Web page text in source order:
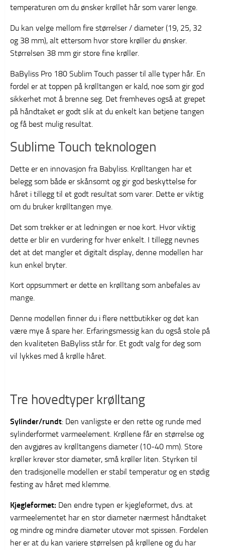
temperaturen om du ønsker krøllet hår som varer lenge.
Du kan velge mellom fire størrelser / diameter (19, 25, 32
og 38 mm), alt ettersom hvor store krøller du ønsker.
Størrelsen 38 mm gir store fine krøller.
BaByliss Pro 180 Sublim Touch passer til alle typer hår. En
fordel er at toppen på krølltangen er kald, noe som gir god
sikkerhet mot å brenne seg. Det fremheves også at grepet
på håndtaket er godt slik at du enkelt kan betjene tangen
og få best mulig resultat.
Sublime Touch teknologen
Dette er en innovasjon fra Babyliss. Krølltangen har et
belegg som både er skånsomt og gir god beskyttelse for
håret i tillegg til et godt resultat som varer. Dette er viktig
om du bruker krølltangen mye.
Det som trekker er at ledningen er noe kort. Hvor viktig
dette er blir en vurdering for hver enkelt. I tillegg nevnes
det at det mangler et digitalt display, denne modellen har
kun enkel bryter.
Kort oppsummert er dette en krølltang som anbefales av
mange.
Denne modellen finner du i flere nettbutikker og det kan
være mye å spare her. Erfaringsmessig kan du også stole på
den kvaliteten BaByliss står for. Et godt valg for deg som
vil lykkes med å krølle håret.
Tre hovedtyper krølltang
Sylinder/rundt: Den vanligste er den rette og runde med
sylinderformet varmeelement. Krøllene får en størrelse og
den avgjøres av krølltangens diameter (10-40 mm). Store
krøller krever stor diameter, små krøller liten. Styrken til
den tradisjonelle modellen er stabil temperatur og en stødig
festing av håret med klemme.
Kjegleformet: Den endre typen er kjegleformet, dvs. at
varmeelementet har en stor diameter nærmest håndtaket
og mindre og mindre diameter utover mot spissen. Fordelen
her er at du kan variere størrelsen på krøllene og du har